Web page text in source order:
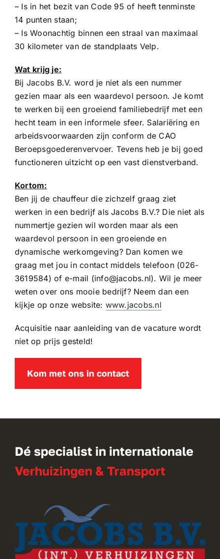
– Is in het bezit van Code 95 of heeft tenminste
14 punten staan;
– Is Woonachtig binnen een straal van maximaal
30 kilometer van de standplaats Velp.
Wat krijg je:
Bij Jacobs B.V. word je niet als een nummer
gezien maar als een waardevol persoon. Je komt
te werken bij een groeiend familiebedrijf met een
hecht team in een informele sfeer. Salariëring en
arbeidsvoorwaarden zijn conform de CAO
Beroepsgoederenvervoer. Tevens heb je bij goed
functioneren uitzicht op een vast dienstverband.
Kortom:
Ben jij de chauffeur die zichzelf graag ziet
werken in een bedrijf als Jacobs B.V.? Die niet als
nummertje gezien wil worden maar als een
waardevol persoon in een groeiende en
dynamische werkomgeving? Dan komen we
graag met jou in contact middels telefoon (026-
3619584) of e-mail (info@jacobs.nl). Wil je meer
weten over ons mooie bedrijf? Neem dan een
kijkje op onze website: www.jacobs.nl
Acquisitie naar aanleiding van de vacature wordt
niet op prijs gesteld!
Kom met ons in contact
Dé specialist in internationale
Verhuizingen & Transport